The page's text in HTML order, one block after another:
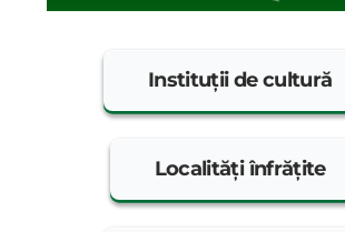
Instituții de cultură
Localități înfrățite